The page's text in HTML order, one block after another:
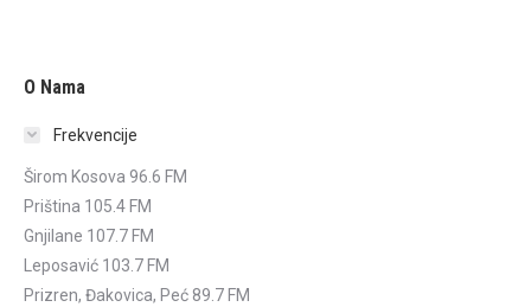
O Nama
Frekvencije
Širom Kosova 96.6 FM
Priština 105.4 FM
Gnjilane 107.7 FM
Leposavić 103.7 FM
Prizren, Đakovica, Peć 89.7 FM